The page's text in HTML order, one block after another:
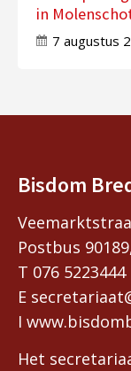
in
7 augustus
Bisdom
Postbus
T 076 5223444
E
I
Het